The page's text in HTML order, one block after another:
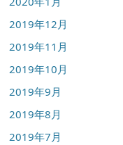
2019年12月
2019年11月
2019年10月
2019年9月
2019年8月
2019年7月